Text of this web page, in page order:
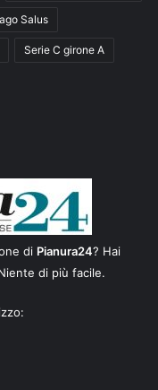
Salus
Serie C girone A
di Pianura24? Hai
di più facile.